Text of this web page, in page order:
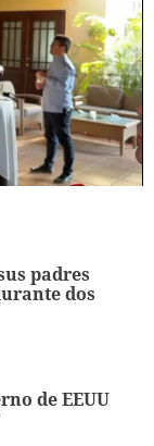
padres
dos
de EEUU